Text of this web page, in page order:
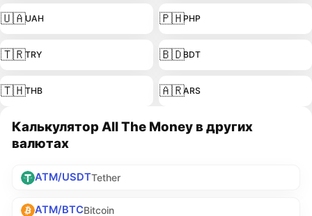
🇺🇦UAH 🇵🇭PHP
🇹🇷TRY 🇧🇩BDT
🇹🇭THB 🇦🇷ARS
Калькулятор All The Money в других
валютах
ATM/USDTTether
ATM/BTCBitcoin